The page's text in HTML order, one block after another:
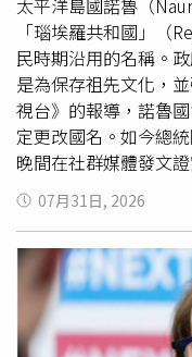
稱，相關舉措與行動
嚴正警告，「展示了
心。」據悉，8月1日
交黃岩島官方海圖幾
島「領海基線」的主
毗連區的外部界限。
律賓的劃界舉動「非
對，永遠不會接受」
局勢再度升溫，黃岩
國透過增加執法巡邏
北京也公佈了其在
（UNU）等國際組織
市早苗30日的首波貼
南韓總統李在明、法
人，但未提及賴清德
「妳漏掉賴清德總統
一時間就伸出援手」
題也迅速在日本及台
援，日本重新向國際
（圖／達志／美聯社
一時間即透過X以中、
表達慰問，並表示台
方有需要，台灣願意
生活。其後，賴清德
布，各自以個人名義
太平洋島國諾魯（
「瑙埃羅共和國」（
民時期沿用的名稱。
是為保存祖先文化，
視台》的報導，諾魯
定更改國名。如今總
晚間在社群媒體發文
的計畫已經取消，因
身分認同，而不是1
做出的選擇，因為瑙
稱。它本來就是人民
中被使用的語言，而
名稱。」阿迪昂強調
07月31日, 2026